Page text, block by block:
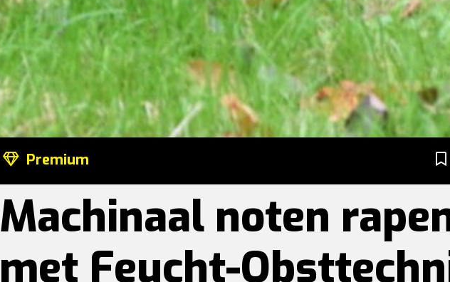
Premium
Machinaal noten
met Feucht-